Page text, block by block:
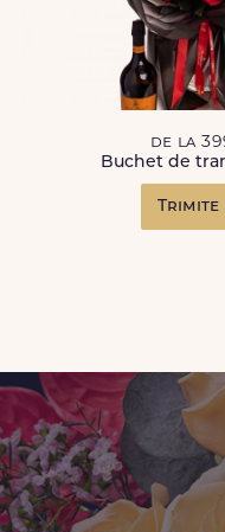
de la
Buchet de